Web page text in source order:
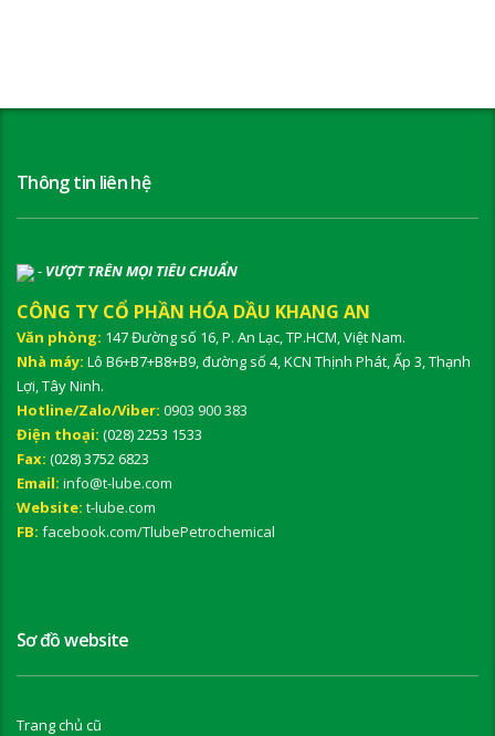
Thông tin liên hệ
- VƯỢT TRÊN MỌI TIÊU CHUẨN
CÔNG TY CỔ PHẦN HÓA DẦU KHANG AN
Văn phòng: 147 Đường số 16, P. An Lạc, TP.HCM, Việt Nam.
Nhà máy: Lô B6+B7+B8+B9, đường số 4, KCN Thịnh Phát, Ấp 3, Thạnh
Lợi, Tây Ninh.
Hotline/Zalo/Viber: 0903 900 383
Điện thoại: (028) 2253 1533
Fax: (028) 3752 6823
Email: info@t-lube.com
Website: t-lube.com
FB: facebook.com/TlubePetrochemical
Sơ đồ website
Trang chủ cũ